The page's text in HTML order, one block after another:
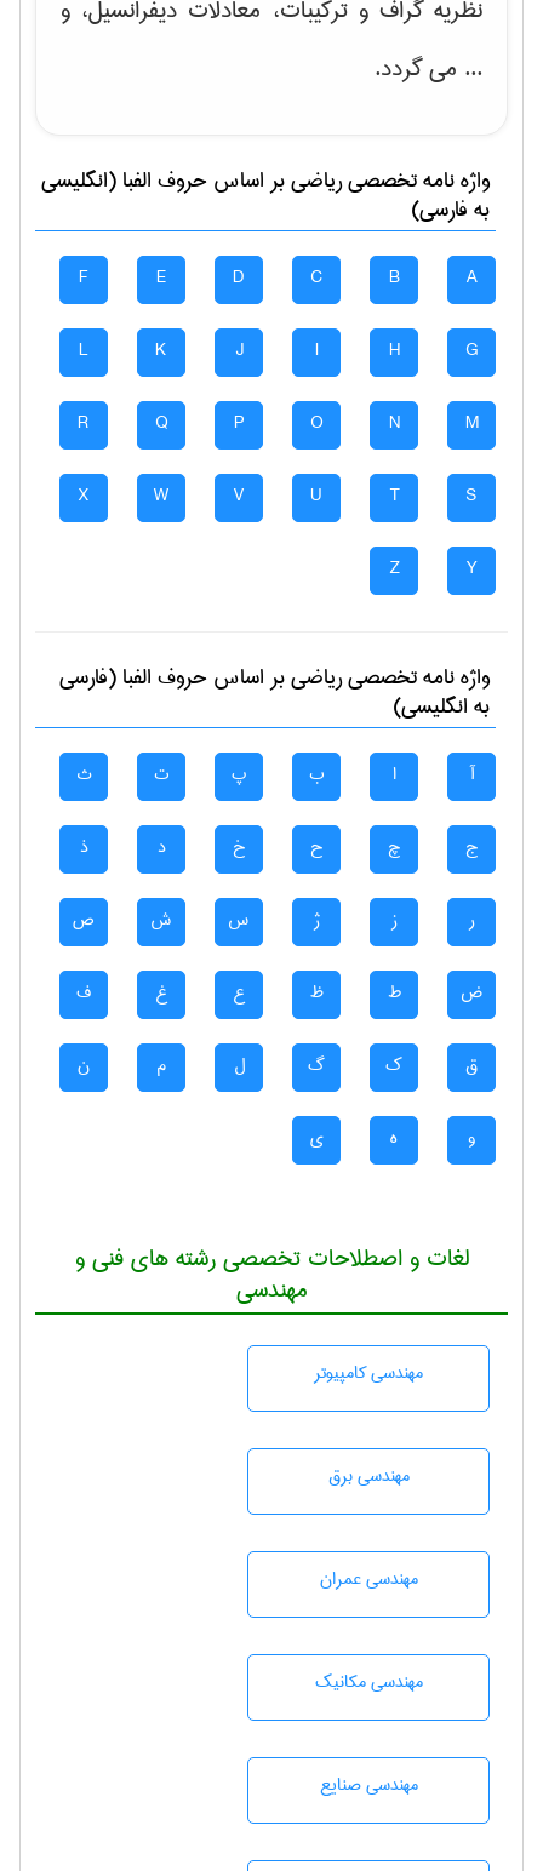
نظریه گراف و تركیبات، معادلات دیفرانسیل، و
... می گردد.
واژه نامه تخصصیرياضیبر اساس حروف الفبا (انگلیسی
به فارسی)
A
B
C
D
E
F
G
H
I
J
K
L
M
N
O
P
Q
R
S
T
U
V
W
X
Y
Z
واژه نامه تخصصیرياضیبر اساس حروف الفبا (فارسی
به انگلیسی)
آ ا ب پ ت ث
ج چ ح خ د ذ
ر ز ژ س ش ص
ض ط ظ ع غ ف
ق ک گ ل م ن
و ه ی
لغات و اصطلاحات تخصصی رشته های فنی و
مهندسی
مهندسی كامپيوتر
مهندسی برق
مهندسی عمران
مهندسی مکانیک
مهندسی صنايع